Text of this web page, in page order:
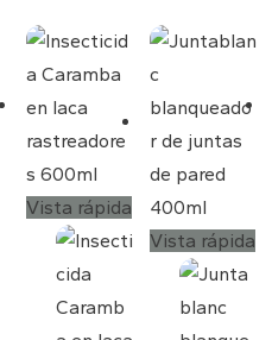
Vista rápida
Vista rápida